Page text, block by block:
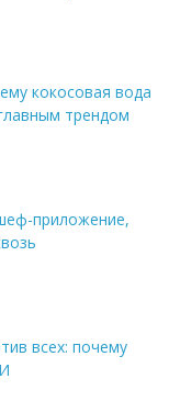
кокосовая вода
трендом
приложение,
всех: почему